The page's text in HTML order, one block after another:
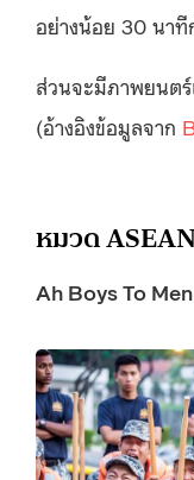
อย่างน้อย 30 นาที
ส่วนจะมีภาพยนตร์
(อ้างอิงข้อมูลจาก
หมวด
Ah Boys To